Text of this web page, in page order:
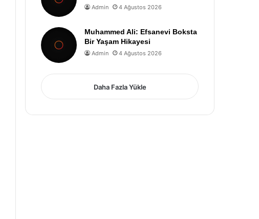
Admin 4 Ağustos 2026
Muhammed Ali: Efsanevi Boksta
Bir Yaşam Hikayesi
Admin 4 Ağustos 2026
Daha Fazla Yükle